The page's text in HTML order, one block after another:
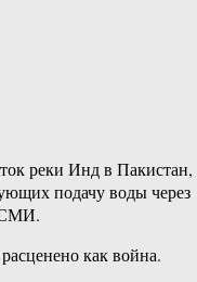
реки Инд в Пакистан,
подачу воды через
СМИ.
как война.